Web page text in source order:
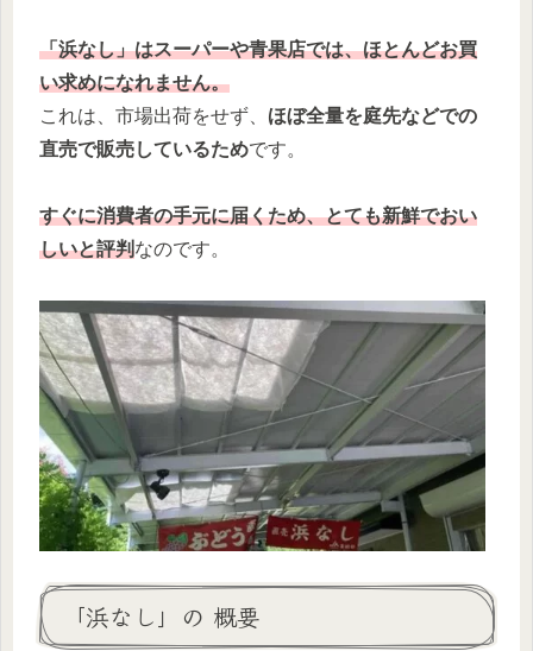
「浜なし」はスーパーや青果店では、ほとんどお買
い求めになれません。
これは、市場出荷をせず、 ほぼ全量を庭先などでの
直売で販売しているためです。
すぐに消費者の手元に届くため、とても新鮮でおい
しいと評判なのです。
「浜なし」の 概要